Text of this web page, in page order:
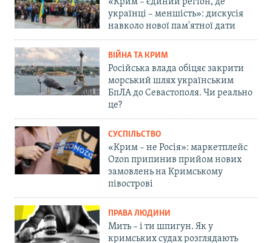
«Крим – єдиний регіон, де
українці – меншість»: дискусія
навколо нової пам'ятної дати
ВІЙНА ТА КРИМ
Російська влада обіцяє закрити
морський шлях українським
БпЛА до Севастополя. Чи реально
це?
СУСПІЛЬСТВО
«Крим – не Росія»: маркетплейс
Ozon припинив прийом нових
замовлень на Кримському
півострові
ПРАВА ЛЮДИНИ
Мить – і ти шпигун. Як у
кримських судах розглядають